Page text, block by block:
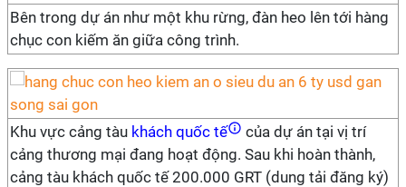
Bên trong dự án như một khu rừng, đàn heo lên tới hàng
chục con kiếm ăn giữa công trình.
Khu vực cảng tàu khách quốc tế
của dự án tại vị trí
cảng thương mại đang hoạt động. Sau khi hoàn thành,
cảng tàu khách quốc tế 200.000 GRT (dung tải đăng ký)